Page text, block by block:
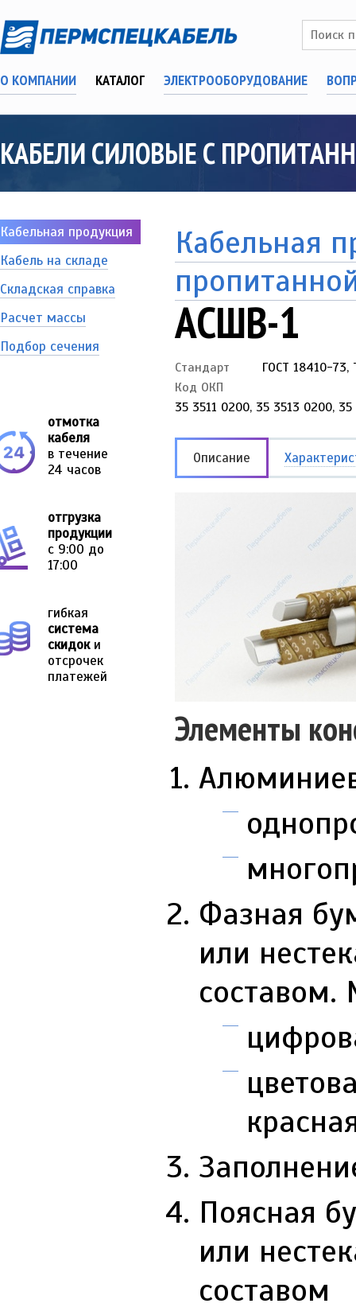
О КОМПАНИИ КАТАЛОГ ЭЛЕКТРООБОРУДОВАНИЕ
КАБЕЛИ СИЛОВЫЕ С
Кабельная продукция
Кабель на складе
Складская справка
Расчет массы
Подбор сечения
отмотка
кабеля
в течение
24 часов
отгрузка
продукции
с 9:00 до
17:00
гибкая
система
скидоки
отсрочек
платежей
Кабельная
АСШВ-1
Стандарт
ГОСТ 18410-
Код ОКП
35 3511 0200, 35 3513 0200,
Описание
Элементы
Фазная
или
Поясная
или
составом